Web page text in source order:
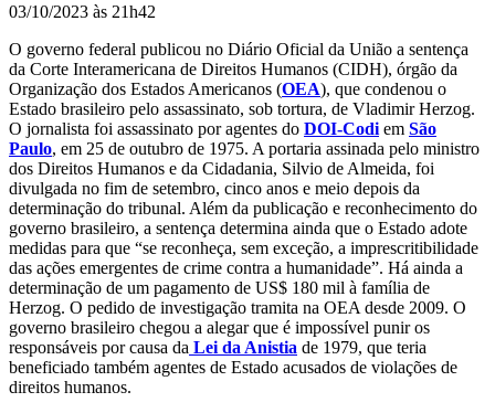
03/10/2023 às 21h42
O governo federal publicou no Diário Oficial da União a sentença
da Corte Interamericana de Direitos Humanos (CIDH), órgão da
Organização dos Estados Americanos (OEA), que condenou o
Estado brasileiro pelo assassinato, sob tortura, de Vladimir Herzog.
O jornalista foi assassinato por agentes do DOI-Codi em São
Paulo, em 25 de outubro de 1975. A portaria assinada pelo ministro
dos Direitos Humanos e da Cidadania, Silvio de Almeida, foi
divulgada no fim de setembro, cinco anos e meio depois da
determinação do tribunal. Além da publicação e reconhecimento do
governo brasileiro, a sentença determina ainda que o Estado adote
medidas para que “se reconheça, sem exceção, a imprescritibilidade
das ações emergentes de crime contra a humanidade”. Há ainda a
determinação de um pagamento de US$ 180 mil à família de
Herzog. O pedido de investigação tramita na OEA desde 2009. O
governo brasileiro chegou a alegar que é impossível punir os
responsáveis por causa da Lei da Anistia de 1979, que teria
beneficiado também agentes de Estado acusados de violações de
direitos humanos.